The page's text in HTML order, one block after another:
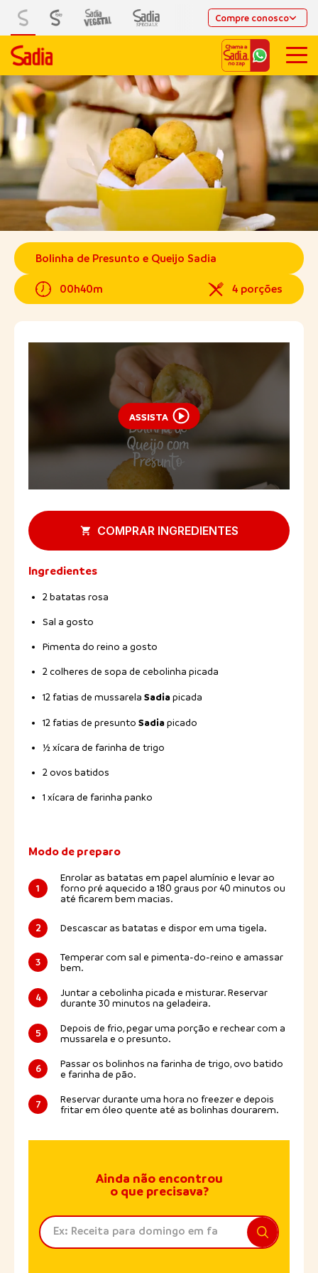
Compre conosco
Bolinha de Presunto e Queijo Sadia
00h40m 4 porções
ASSISTA
COMPRAR INGREDIENTES
Ingredientes
2 batatas rosa
Sal a gosto
Pimenta do reino a gosto
2 colheres de sopa de cebolinha picada
12 fatias de mussarela Sadia picada
12 fatias de presunto Sadia picado
½ xícara de farinha de trigo
2 ovos batidos
1 xícara de farinha panko
Modo de preparo
1
Enrolar as batatas em papel alumínio e levar ao
forno pré aquecido a 180 graus por 40 minutos ou
até ficarem bem macias.
2 Descascar as batatas e dispor em uma tigela.
3
Temperar com sal e pimenta-do-reino e amassar
bem.
4
Juntar a cebolinha picada e misturar. Reservar
durante 30 minutos na geladeira.
5
Depois de frio, pegar uma porção e rechear com a
mussarela e o presunto.
6
Passar os bolinhos na farinha de trigo, ovo batido
e farinha de pão.
7
Reservar durante uma hora no freezer e depois
fritar em óleo quente até as bolinhas dourarem.
Ainda não encontrou
o que precisava?